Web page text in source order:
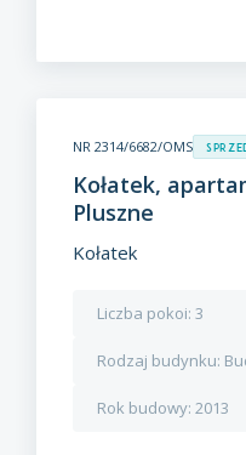
NR 2314/6682/OMS
Kołatek,
Pluszne
Kołatek
Liczba pokoi: 3
Rodzaj budynku:
Rok budowy: 2013